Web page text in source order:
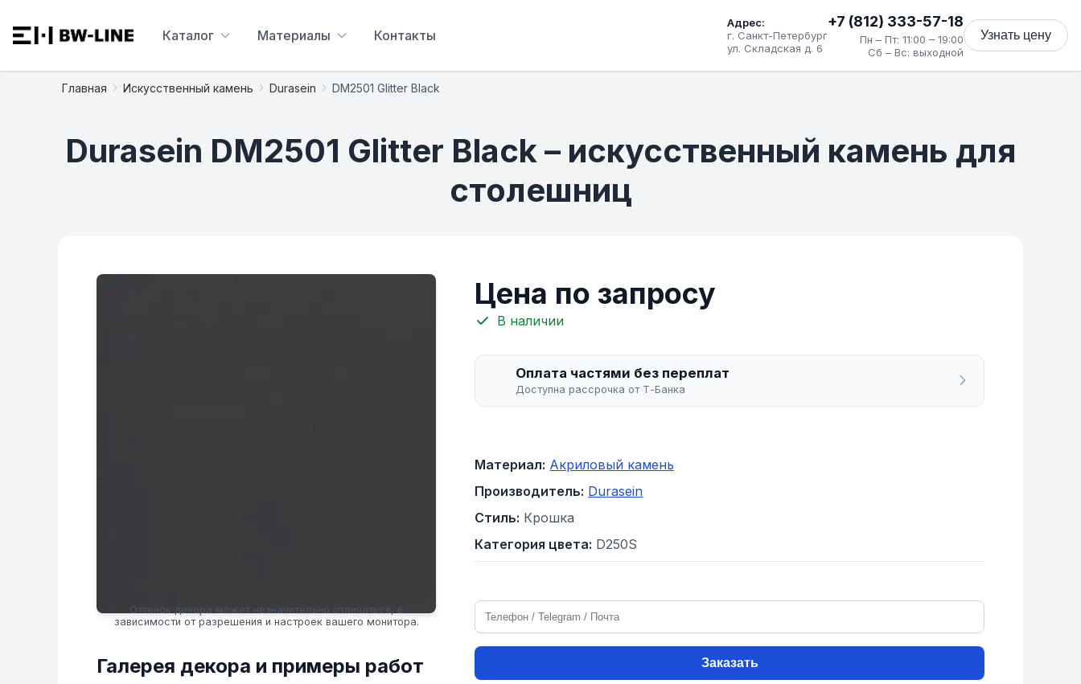
Каталог Материалы Контакты
Адрес:
г. Санкт-Петербург
ул. Складская д. 6
+7 (812) 333-57-18
Пн – Пт: 11:00 – 19:00
Сб – Вс: выходной
Узнать цену
Главная Искусственный камень Durasein DM2501 Glitter Black
Durasein DM2501 Glitter Black – искусственный камень для
столешниц
Оттенок декора может незначительно отличаться, в
зависимости от разрешения и настроек вашего монитора.
Галерея декора и примеры работ
Цена по запросу
В наличии
Оплата частями без переплат
Доступна рассрочка от Т-Банка
Материал: Акриловый камень
Производитель: Durasein
Стиль: Крошка
Категория цвета: D250S
Заказать